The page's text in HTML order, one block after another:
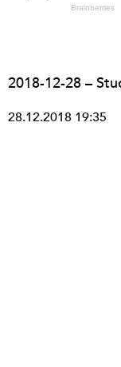
2018-12-28 –
28.12.2018 19:35